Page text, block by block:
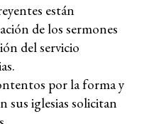
están
de los sermones
del servicio
por la forma y
sus iglesias solicitan